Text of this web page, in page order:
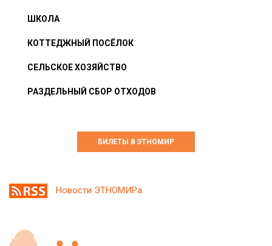
ШКОЛА
КОТТЕДЖНЫЙ ПОСЁЛОК
СЕЛЬСКОЕ ХОЗЯЙСТВО
РАЗДЕЛЬНЫЙ СБОР ОТХОДОВ
БИЛЕТЫ В ЭТНОМИР
Новости ЭТНОМИРа